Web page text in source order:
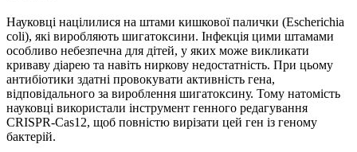
Науковці націлилися на штами кишкової палички (Escherichia
coli), які виробляють шигатоксини. Інфекція цими штамами
особливо небезпечна для дітей, у яких може викликати
криваву діарею та навіть ниркову недостатність. При цьому
антибіотики здатні провокувати активність гена,
відповідального за вироблення шигатоксину. Тому натомість
науковці використали інструмент генного редагування
CRISPR-Cas12, щоб повністю вирізати цей ген із геному
бактерій.